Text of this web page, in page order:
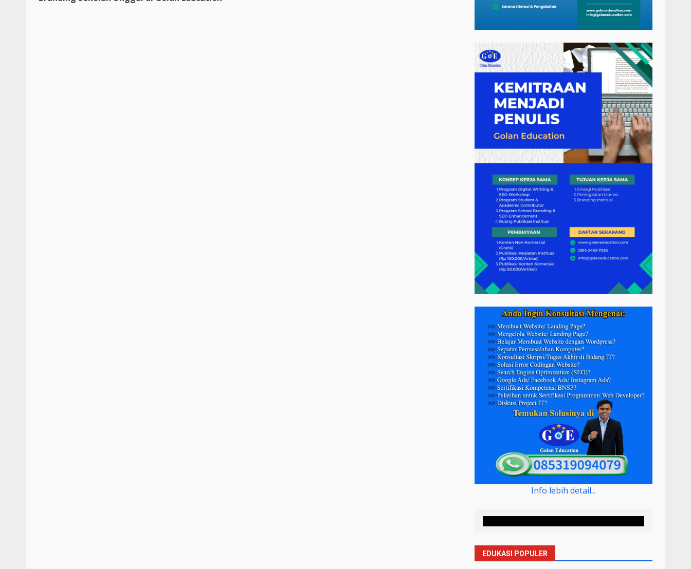
navigation
Info lebih detail...
EDUKASI POPULER